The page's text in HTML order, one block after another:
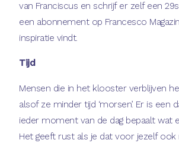
van Franciscus en schrijf er zelf een
een abonnement op Francesco
inspiratie vindt.
Tijd
Mensen die in het klooster verblijven
alsof ze minder tijd ‘morsen’. Er is een
ieder moment van de dag bepaalt wat
Het geeft rust als je dat voor jezelf ook